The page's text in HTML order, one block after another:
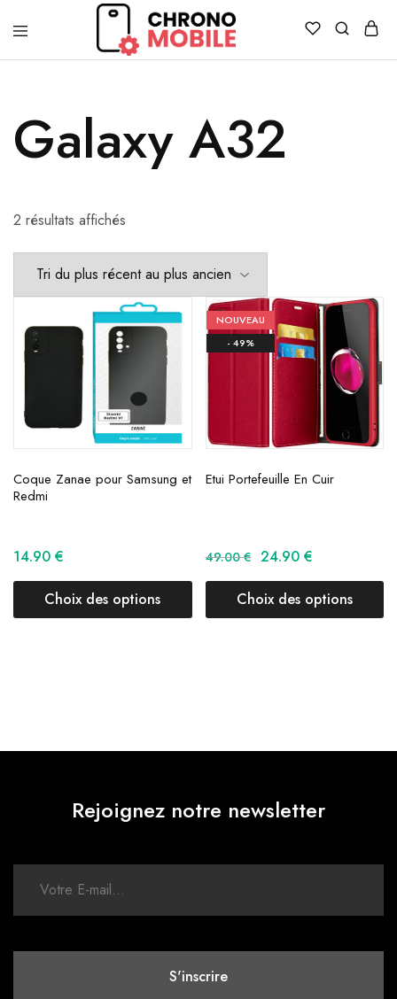
Chronomobile
Achat,
de
smartphones
et
tablettes
Galaxy A32
2 résultats affichés
Coque Zanae pour Samsung et
Redmi
14.90 €
Choix des options
NOUVEAU
- 49%
Etui Portefeuille En Cuir
49.00€ 24.90 €
Choix des options
Rejoignez notre newsletter